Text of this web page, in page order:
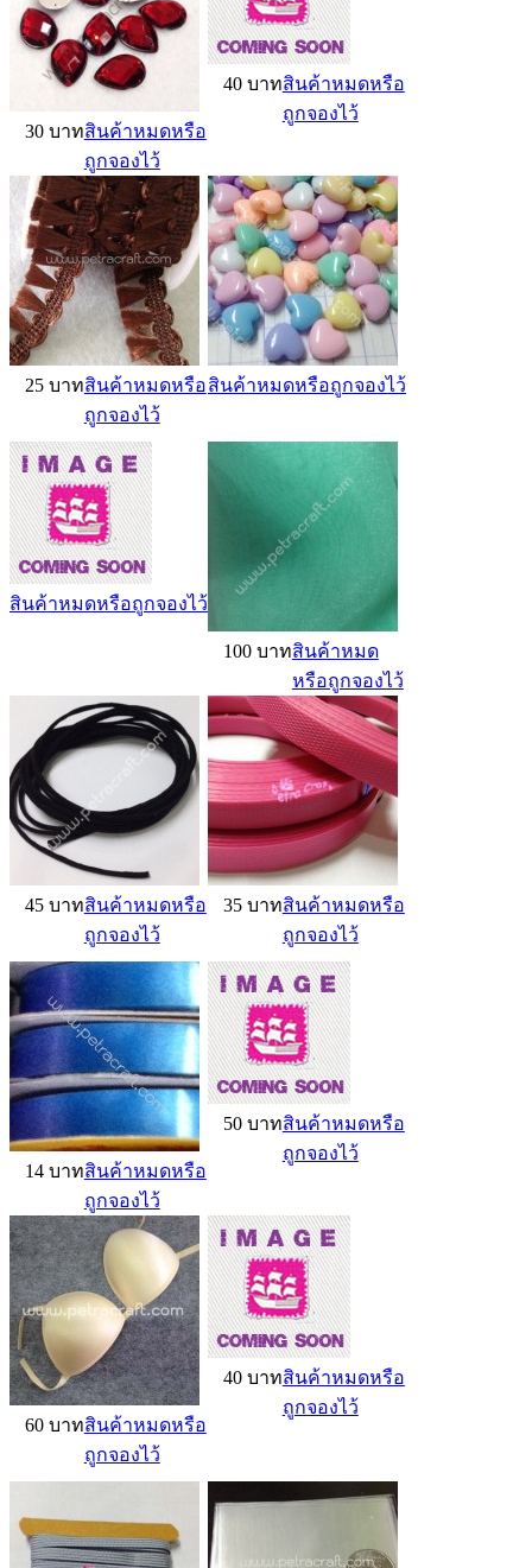
30 บาทสินค้าหมดหรือ
ถูกจองไว้
40 บาทสินค้าหมดหรือ
ถูกจองไว้
25 บาทสินค้าหมดหรือ
ถูกจองไว้
สินค้าหมดหรือถูกจองไว้
สินค้าหมดหรือถูกจองไว้
100 บาทสินค้าหมด
หรือถูกจองไว้
45 บาทสินค้าหมดหรือ
ถูกจองไว้
35 บาทสินค้าหมดหรือ
ถูกจองไว้
14 บาทสินค้าหมดหรือ
ถูกจองไว้
50 บาทสินค้าหมดหรือ
ถูกจองไว้
60 บาทสินค้าหมดหรือ
ถูกจองไว้
40 บาทสินค้าหมดหรือ
ถูกจองไว้